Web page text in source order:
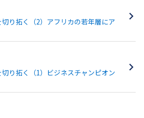
り拓く（2）アフリカの若年層にア
り拓く（1）ビジネスチャンピオン